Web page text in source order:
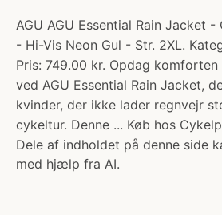
AGU AGU Essential Rain Jacket
- Hi-Vis Neon Gul - Str. 2XL.
Pris: 749.00 kr. Opdag
ved AGU Essential Rain Jacket,
kvinder, der ikke lader regnvejr
cykeltur. Denne ... Køb hos
Dele af indholdet på denne side
med hjælp fra AI.